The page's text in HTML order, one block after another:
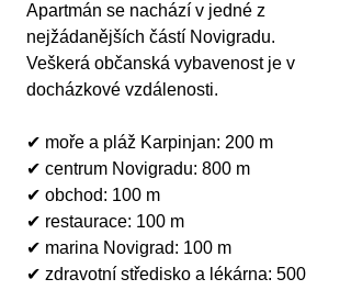
Apartmán se nachází v jedné z
nejžádanějších částí Novigradu.
Veškerá občanská vybavenost je v
docházkové vzdálenosti.
✔ moře a pláž Karpinjan: 200 m
✔ centrum Novigradu: 800 m
✔ obchod: 100 m
✔ restaurace: 100 m
✔ marina Novigrad: 100 m
✔ zdravotní středisko a lékárna: 500